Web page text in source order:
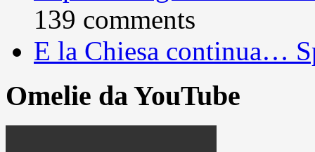
139 comments
E la Chiesa continua…
Omelie da YouTube